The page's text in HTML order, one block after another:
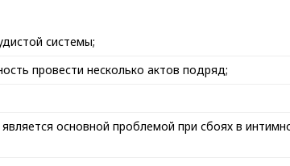
системы;
провести несколько актов подряд;
основной проблемой при сбоях в